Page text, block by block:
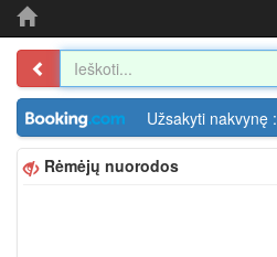
Užsakyti nakvynę :
Rėmėjų nuorodos